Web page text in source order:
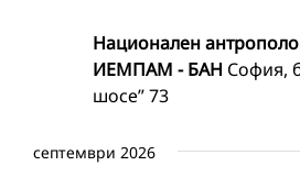
Национален
ИЕМПАМ - БАН София,
шосе” 73
септември 2026